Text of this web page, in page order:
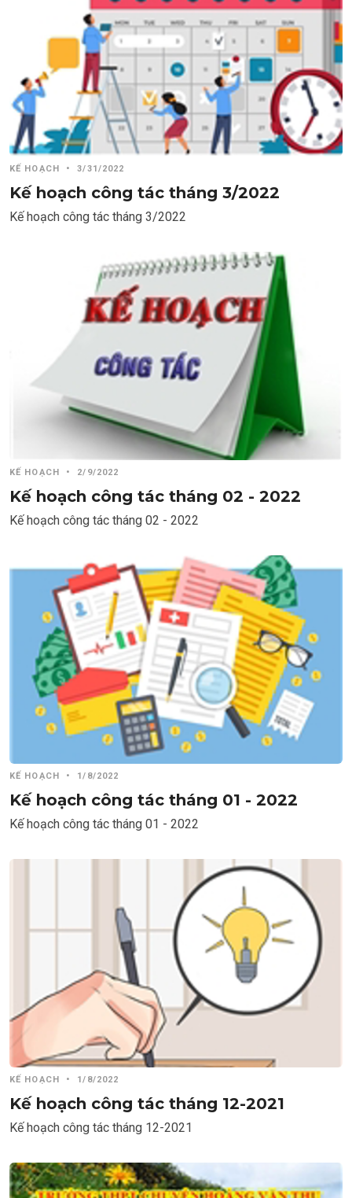
KẾ HOẠCH • 3/31/2022
Kế hoạch công tác tháng 3/2022
Kế hoạch công tác tháng 3/2022
KẾ HOẠCH • 2/9/2022
Kế hoạch công tác tháng 02 - 2022
Kế hoạch công tác tháng 02 - 2022
KẾ HOẠCH • 1/8/2022
Kế hoạch công tác tháng 01 - 2022
Kế hoạch công tác tháng 01 - 2022
KẾ HOẠCH • 1/8/2022
Kế hoạch công tác tháng 12-2021
Kế hoạch công tác tháng 12-2021